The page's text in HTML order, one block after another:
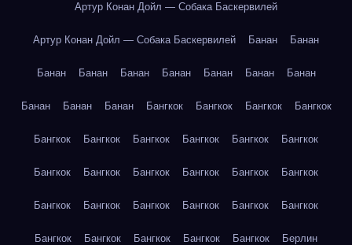
Артур Конан Дойл — Собака Баскервилей
Артур Конан Дойл — Собака Баскервилей Банан Банан
Банан Банан Банан Банан Банан Банан Банан
Банан Банан Банан Бангкок Бангкок Бангкок Бангкок
Бангкок Бангкок Бангкок Бангкок Бангкок Бангкок
Бангкок Бангкок Бангкок Бангкок Бангкок Бангкок
Бангкок Бангкок Бангкок Бангкок Бангкок Бангкок
Бангкок Бангкок Бангкок Бангкок Бангкок Берлин